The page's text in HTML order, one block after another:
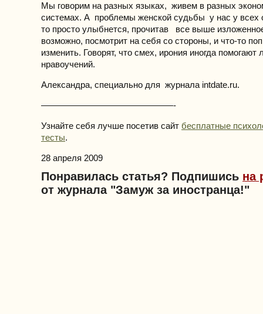
Мы говорим на разных языках, живем в разных
системах. А проблемы женской судьбы у нас у всех
то просто улыбнется, прочитав все выше
возможно, посмотрит на себя со стороны, и что-то
изменить. Говорят, что смех, ирония иногда
нравоучений.
Александра, специально для журнала intdate.ru.
———————————————-
Узнайте себя лучше посетив сайт бесплатные
тесты.
28 апреля 2009
Понравилась статья? Подпишись на
от журнала "Замуж за иностранца!"